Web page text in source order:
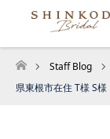
ホーム
Staff Blog
県東根市在住 T様 S